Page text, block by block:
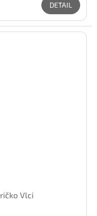
DETAIL
Vlci